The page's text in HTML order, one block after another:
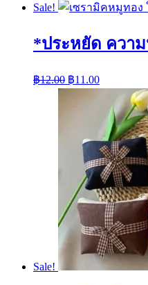
Sale!
*ประหยัด ควา
฿12.00 ฿11.00
Sale!